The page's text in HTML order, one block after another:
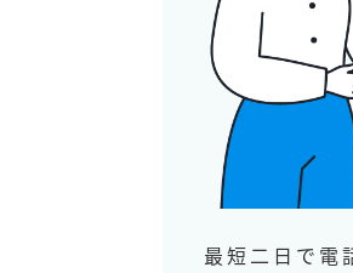
最短二日で電